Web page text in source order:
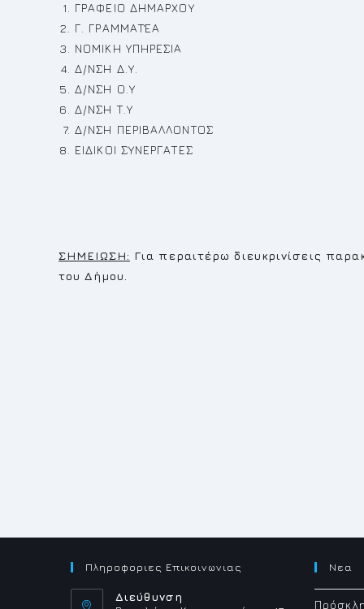
ΓΡΑΦΕΙΟ ΔΗΜΑΡΧΟΥ
Γ. ΓΡΑΜΜΑΤΈΑ
ΝΟΜΙΚΗ ΥΠΗΡΕΣΙΑ
Δ/ΝΣΗ Δ.Υ.
Δ/ΝΣΗ Ο.Υ
Δ/ΝΣΗ Τ.Υ
Δ/ΝΣΗ ΠΕΡΙΒΑΛΛΟΝΤΟΣ
ΕΙΔΙΚΟΙ ΣΥΝΕΡΓΑΤΕΣ
ΣΗΜΕΙΩΣΗ: Για περαιτέρω διευκρινίσεις
του Δήμου.
Πληροφοριες Επικοινωνιας
Διεύθυνση
Νεα